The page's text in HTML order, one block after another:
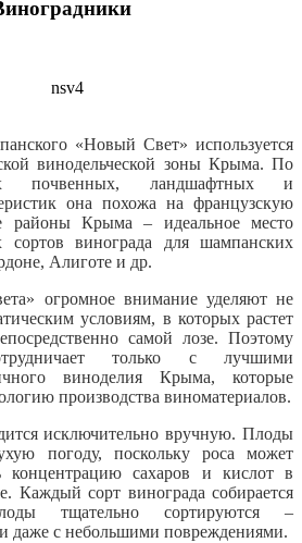
«Новый Свет» используется
винодельческой зоны Крыма. По
почвенных, ландшафтных и
она похожа на французскую
районы Крыма – идеальное место
сортов винограда для шампанских
Алиготе и др.
огромное внимание уделяют не
условиям, в которых растет
самой лозе. Поэтому
только с лучшими
виноделия Крыма, которые
производства виноматериалов.
исключительно вручную. Плоды
погоду, поскольку роса может
концентрацию сахаров и кислот в
Каждый сорт винограда собирается
тщательно сортируются –
даже с небольшими повреждениями.